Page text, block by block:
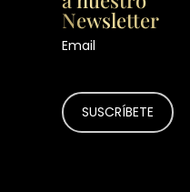
Newsletter
Email